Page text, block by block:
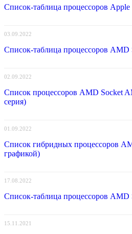
Список-таблица процессоров Apple
03.09.2022
Список-таблица процессоров AMD
02.09.2022
Список процессоров AMD Socket
серия)
01.09.2022
Список гибридных процессоров
графикой)
17.08.2022
Список-таблица процессоров
15.11.2021